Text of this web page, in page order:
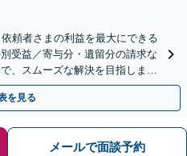
頼者さまの利益を最大にできる
受益／寄与分・遺留分の請求な
、スムーズな解決を目指しま
談無料】
を見る
メールで面談予約